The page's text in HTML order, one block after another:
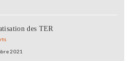
des TER
2021